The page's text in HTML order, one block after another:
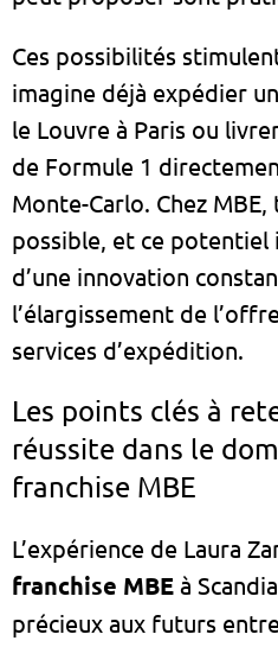
Ces possibilités
imagine déjà expédier
le Louvre à Paris ou
de Formule 1
Monte-Carlo. Chez
possible, et ce
d’une innovation
l’élargissement de
services d’expédition.
Les points clés à
réussite dans le
franchise MBE
L’expérience de Laura
franchise MBE à
précieux aux futurs